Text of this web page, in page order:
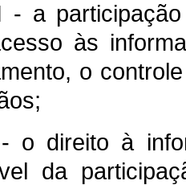
- a
às
o
o direito à
da